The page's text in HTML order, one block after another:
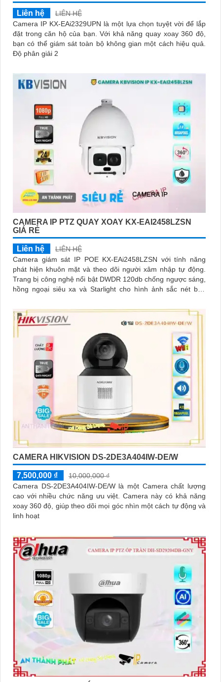
Liên hệ
LIÊN HỆ
Camera IP KX-EAi2329UPN là một lựa chọn tuyệt vời để lắp
đặt trong căn hộ của bạn. Với khả năng quay xoay 360 độ,
bạn có thể giám sát toàn bộ không gian một cách hiệu quả.
Độ phân giải 2
CAMERA IP PTZ QUAY XOAY KX-EAI2458LZSN
GIÁ RẺ
Liên hệ
LIÊN HỆ
Camera giám sát IP POE KX-EAi2458LZSN với tính năng
phát hiện khuôn mặt và theo dõi người xâm nhập tự động.
Trang bị công nghệ nổi bật DWDR 120db chống ngược sáng,
hồng ngoại siêu xa và Starlight cho hình ảnh sắc nét ban
CAMERA HIKVISION DS-2DE3A404IW-DE/W
7,500,000 ₫
10,000,000 ₫
Camera DS-2DE3A404IW-DE/W là một Camera chất lượng
cao với nhiều chức năng ưu việt. Camera này có khả năng
xoay 360 độ, giúp theo dõi mọi góc nhìn một cách tự động và
linh hoạt